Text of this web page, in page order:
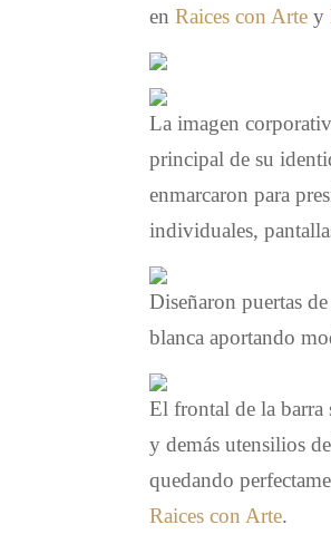
enRaices con Arte y
La imagen
principal de su
enmarcaron para
individuales,
Diseñaron puertas
blanca aportando
El frontal de la barra
y demás utensilios
quedando
Raices con Arte.